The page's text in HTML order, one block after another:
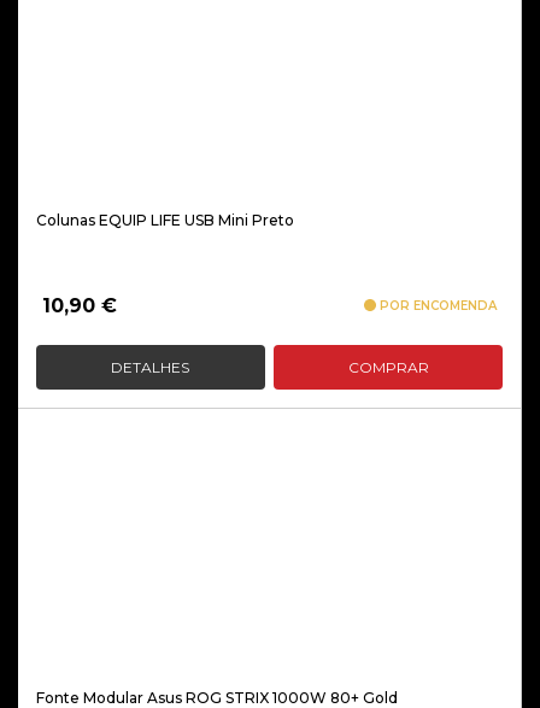
Colunas EQUIP LIFE USB Mini Preto
10,90 € POR ENCOMENDA
DETALHES COMPRAR
Fonte Modular Asus ROG STRIX 1000W 80+ Gold